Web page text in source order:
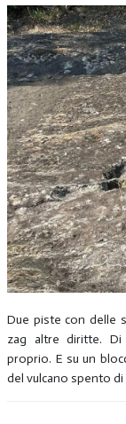
Due piste con delle
zag altre diritte. Di
proprio. E su un
del vulcano spento di